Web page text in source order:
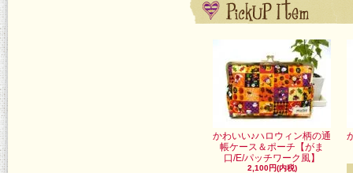
かわいい♪ハロウィン柄の通
帳ケース＆ポーチ【がま
口/E/パッチワーク風】
2,100円(内税)